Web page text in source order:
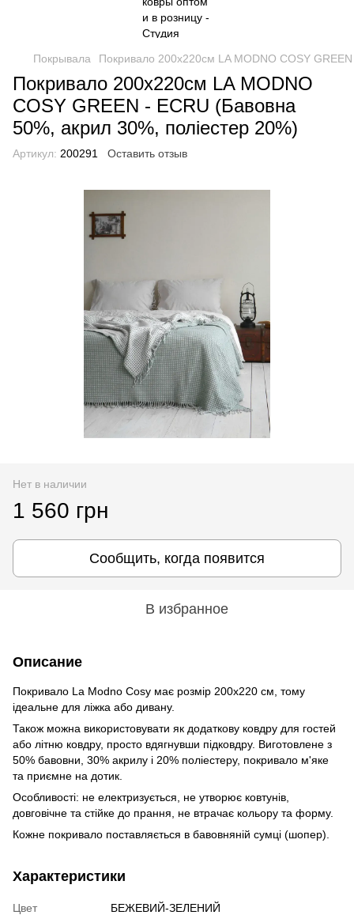
Покрывала Покривало 200х220см LA MODNO COSY
Покривало 200х220см LA MODNO
COSY GREEN - ECRU (Бавовна
50%, акрил 30%, поліестер 20%)
Артикул: 200291 Оставить отзыв
Нет в наличии
1 560 грн
Сообщить, когда появится
В избранное
Описание
Покривало La Modno Cosy має розмір 200x220 см, тому
ідеальне для ліжка або дивану.
Також можна використовувати як додаткову ковдру для гостей
або літню ковдру, просто вдягнувши підковдру. Виготовлене з
50% бавовни, 30% акрилу і 20% поліестеру, покривало м'яке
та приємне на дотик.
Особливості: не електризується, не утворює ковтунів,
довговічне та стійке до прання, не втрачає кольору та форму.
Кожне покривало поставляється в бавовняній сумці (шопер).
Характеристики
Цвет
БЕЖЕВИЙ-ЗЕЛЕНИЙ